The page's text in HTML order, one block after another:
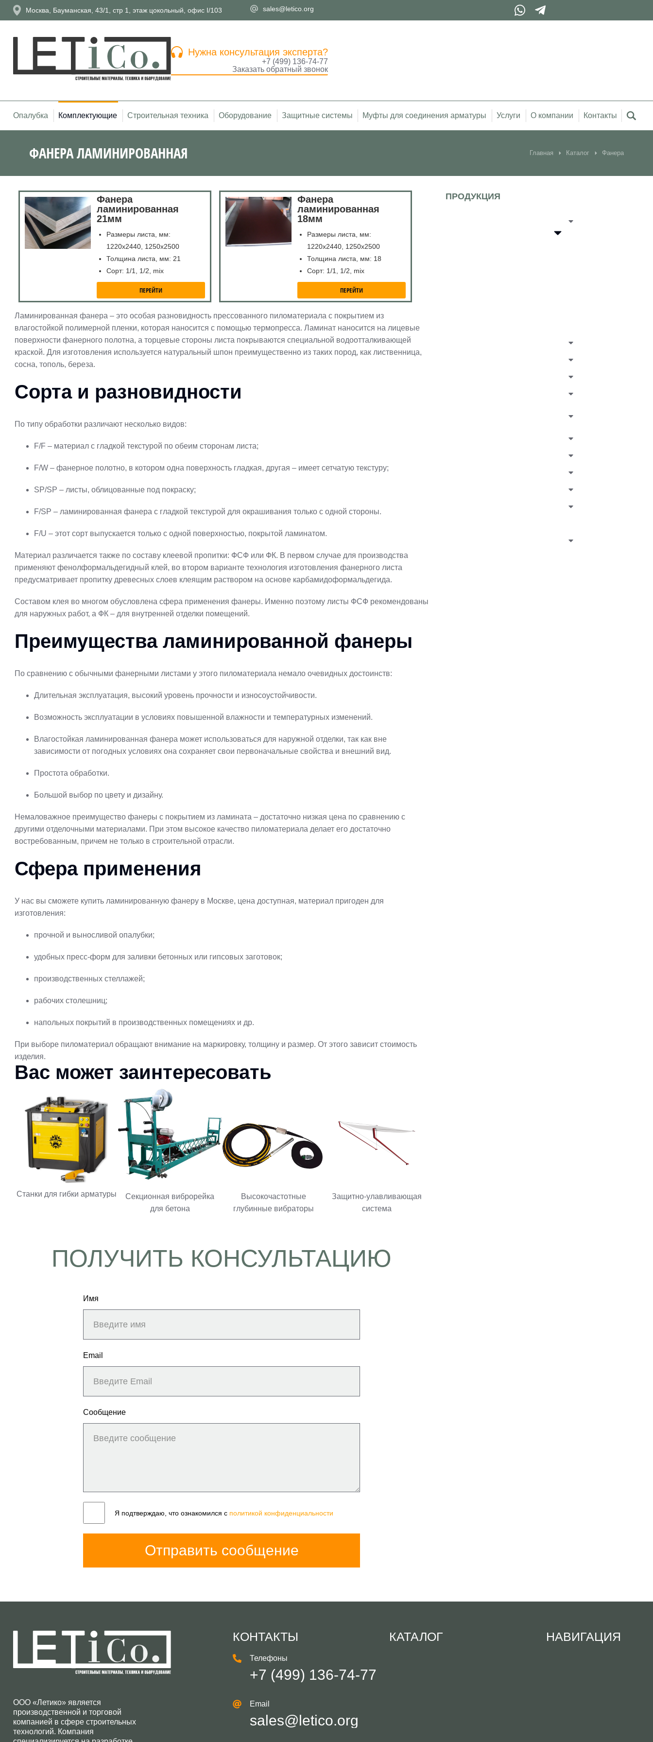
Москва, Бауманская, 43/1, стр 1, этаж цокольный, офис I/103 sales@letico.org
Нужна консультация эксперта?
+7 (499) 136-74-77
Заказать обратный звонок
Опалубка Комплектующие Строительная техника Оборудование Защитные системы Муфты для соединения арматуры Услуги О компании Контакты
ФАНЕРА ЛАМИНИРОВАННАЯ Главная Каталог Фанера
Фанера
ламинированная
21мм
Размеры листа, мм:
1220х2440, 1250х2500
Толщина листа, мм: 21
Сорт: 1/1, 1/2, mix
ПЕРЕЙТИ
Фанера
ламинированная
18мм
Размеры листа, мм:
1220х2440, 1250х2500
Толщина листа, мм: 18
Сорт: 1/1, 1/2, mix
ПЕРЕЙТИ
Ламинированная фанера – это особая разновидность прессованного пиломатериала с покрытием из
влагостойкой полимерной пленки, которая наносится с помощью термопресса. Ламинат наносится на лицевые
поверхности фанерного полотна, а торцевые стороны листа покрываются специальной водоотталкивающей
краской. Для изготовления используется натуральный шпон преимущественно из таких пород, как лиственница,
сосна, тополь, береза.
Сорта и разновидности
По типу обработки различают несколько видов:
F/F – материал с гладкой текстурой по обеим сторонам листа;
F/W – фанерное полотно, в котором одна поверхность гладкая, другая – имеет сетчатую текстуру;
SP/SP – листы, облицованные под покраску;
F/SP – ламинированная фанера с гладкой текстурой для окрашивания только с одной стороны.
F/U – этот сорт выпускается только с одной поверхностью, покрытой ламинатом.
Материал различается также по составу клеевой пропитки: ФСФ или ФК. В первом случае для производства
применяют фенолформальдегидный клей, во втором варианте технология изготовления фанерного листа
предусматривает пропитку древесных слоев клеящим раствором на основе карбамидоформальдегида.
Составом клея во многом обусловлена сфера применения фанеры. Именно поэтому листы ФСФ рекомендованы
для наружных работ, а ФК – для внутренней отделки помещений.
Преимущества ламинированной фанеры
По сравнению с обычными фанерными листами у этого пиломатериала немало очевидных достоинств:
Длительная эксплуатация, высокий уровень прочности и износоустойчивости.
Возможность эксплуатации в условиях повышенной влажности и температурных изменений.
Влагостойкая ламинированная фанера может использоваться для наружной отделки, так как вне
зависимости от погодных условиях она сохраняет свои первоначальные свойства и внешний вид.
Простота обработки.
Большой выбор по цвету и дизайну.
Немаловажное преимущество фанеры с покрытием из ламината – достаточно низкая цена по сравнению с
другими отделочными материалами. При этом высокое качество пиломатериала делает его достаточно
востребованным, причем не только в строительной отрасли.
Сфера применения
У нас вы сможете купить ламинированную фанеру в Москве, цена доступная, материал пригоден для
изготовления:
прочной и выносливой опалубки;
удобных пресс-форм для заливки бетонных или гипсовых заготовок;
производственных стеллажей;
рабочих столешниц;
напольных покрытий в производственных помещениях и др.
При выборе пиломатериал обращают внимание на маркировку, толщину и размер. От этого зависит стоимость
изделия.
Вас может заинтересовать
Станки для гибки арматуры
Секционная виброрейка
для бетона
Высокочастотные
глубинные вибраторы
Защитно-улавливающая
система
ПОЛУЧИТЬ КОНСУЛЬТАЦИЮ
Имя
Email
Сообщение
Я подтверждаю, что ознакомился с политикой конфиденциальности
Отправить сообщение
ПРОДУКЦИЯ
ООО «Летико» является
производственной и торговой
компанией в сфере строительных
технологий. Компания
КОНТАКТЫ
Телефоны
+7 (499) 136-74-77
Email
sales@letico.org
КАТАЛОГ НАВИГАЦИЯ